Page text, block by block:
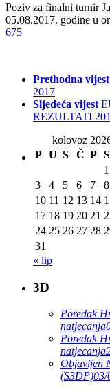
Poziv za finalni turnir
05.08.2017. godine u
675
Prethodna vijest
2017
Sljedeća vijest
REZULTATI
kolovoz
P U S Č P S
1
3
4 5 6 7 8
10 11 12 13 14
17 18 19 20 21
24 25 26 27 28
31
« lip
3D
Poredak
natjecanja
Poredak
natjecanja
Objavljen
(S3DP)03/